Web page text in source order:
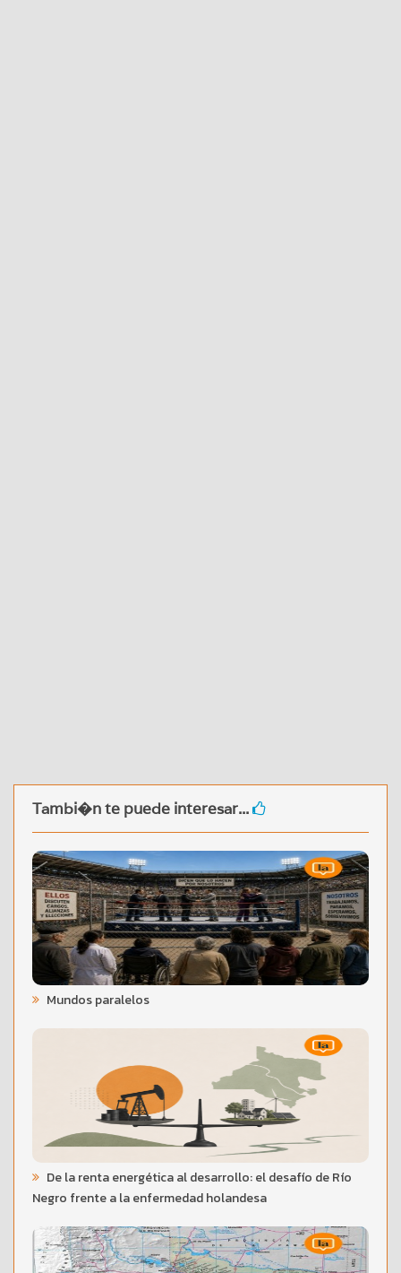
Tambi�n te puede interesar...
Mundos paralelos
De la renta energética al desarrollo: el desafío de Río
Negro frente a la enfermedad holandesa